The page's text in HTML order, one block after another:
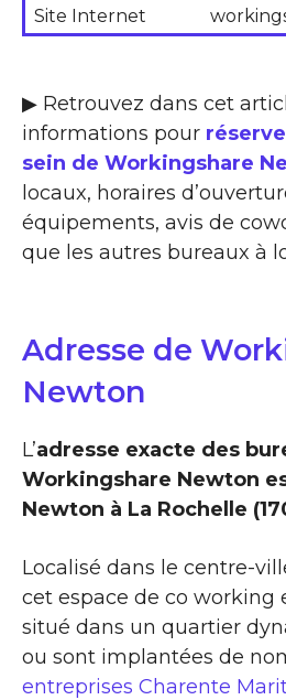
Site Internet
▶ Retrouvez dans cet
informations pour
sein de Workingshare
locaux, horaires
équipements, avis de
que les autres bureaux à
Adresse de
Newton
L’adresse exacte des
Workingshare Newton
Newton à La Rochelle
Localisé dans le centre-
cet espace de co working
situé dans un quartier
ou sont implantées de
entreprises Charente